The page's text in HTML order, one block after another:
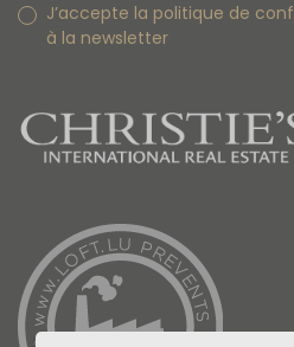
J’accepte la politique de
à la newsletter